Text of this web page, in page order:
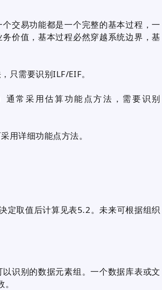
交易功能都是一个完整的基本过程，一
价值，基本过程必然穿越系统边界，基
需要识别ILF/EIF。
常采用估算功能点方法，需要识别
详细功能点方法。
取值后计算见表5.2。未来可根据组织
识别的数据元素组。一个数据库表或文